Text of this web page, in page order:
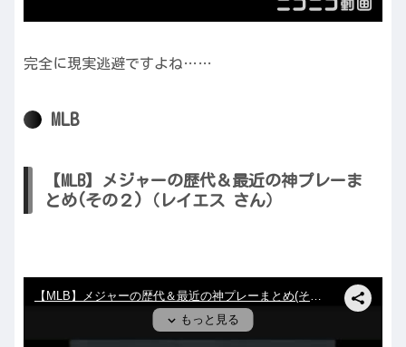
完全に現実逃避ですよね……
MLB
【MLB】メジャーの歴代＆最近の神プレーま
とめ(その２)（レイエス さん）